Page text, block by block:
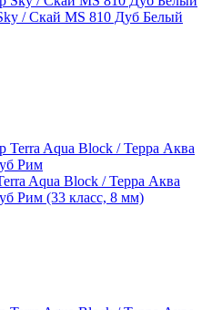
/ Скай MS 810 Дуб Белый
Aqua Block / Терра Аква
Рим (33 класс, 8 мм)